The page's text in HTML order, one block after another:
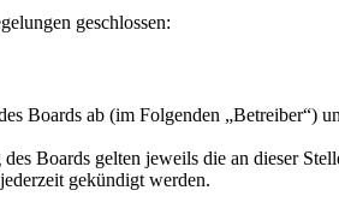
geschlossen:
Boards ab (im Folgenden „Betreiber“)
Boards gelten jeweils die an dieser
gekündigt werden.